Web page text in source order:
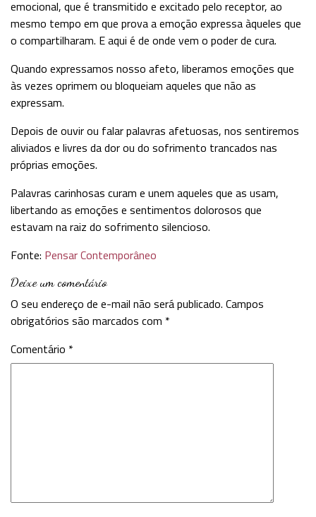
emocional, que é transmitido e excitado pelo receptor, ao
mesmo tempo em que prova a emoção expressa àqueles que
o compartilharam. E aqui é de onde vem o poder de cura.
Quando expressamos nosso afeto, liberamos emoções que
às vezes oprimem ou bloqueiam aqueles que não as
expressam.
Depois de ouvir ou falar palavras afetuosas, nos sentiremos
aliviados e livres da dor ou do sofrimento trancados nas
próprias emoções.
Palavras carinhosas curam e unem aqueles que as usam,
libertando as emoções e sentimentos dolorosos que
estavam na raiz do sofrimento silencioso.
Fonte: Pensar Contemporâneo
Deixe um comentário
O seu endereço de e-mail não será publicado. Campos
obrigatórios são marcados com *
Comentário *